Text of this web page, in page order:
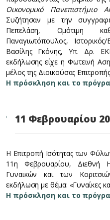
Οικονομικό Πανεπιστήμιο
Συζήτησαν με την
Πεπελάση, Ομότιμη
Παναγιωτόπουλος,
Βασίλης Γκόνης, Υπ. Δρ.
εκδήλωσης είχε η Φωτεινή
μέλος της Διοικούσας
Η πρόσκληση και το
11 Φεβρουαρίου
Η Επιτροπή Ισότητας των
11η Φεβρουαρίου, Διεθνή
Γυναικών και των
εκδήλωση με θέμα: «Γυναίκες
Η πρόσκληση και το